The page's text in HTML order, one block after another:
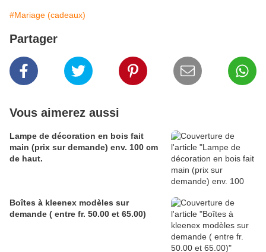
#Mariage (cadeaux)
Partager
Vous aimerez aussi
Lampe de décoration en bois fait
main (prix sur demande) env. 100 cm
de haut.
Boîtes à kleenex modèles sur
demande ( entre fr. 50.00 et 65.00)